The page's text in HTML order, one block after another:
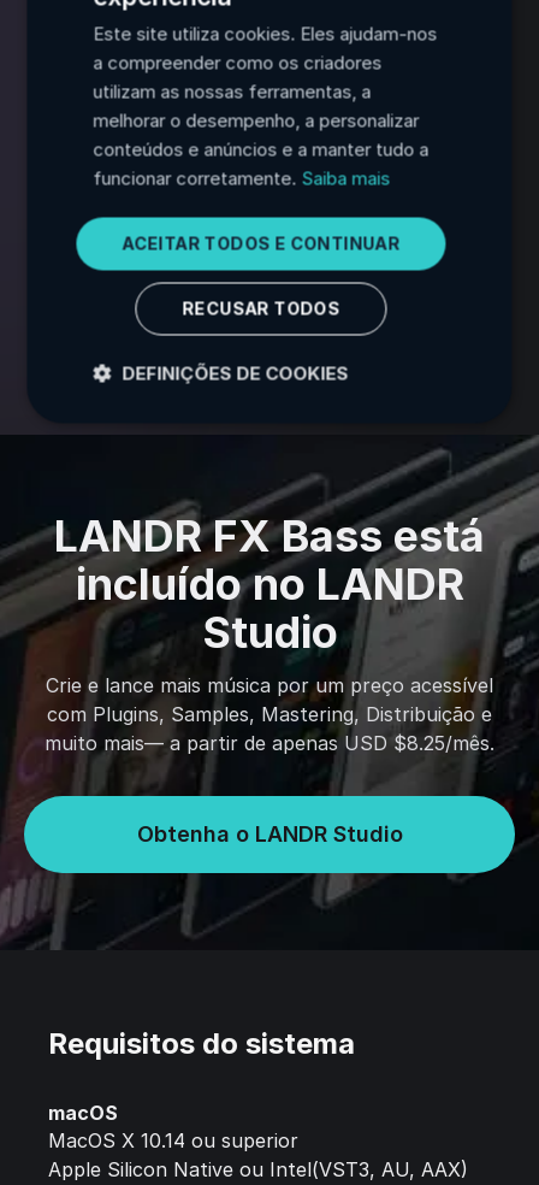
Assista o engenheiro vencedor do Oscar Daniel
Rowland usar o LANDR FX Bass para acentuar
linhas de baixo com profundidade, agudos e
textura.
LANDR FX Bass está
incluído no LANDR
Studio
Crie e lance mais música por um preço acessível
com Plugins, Samples, Mastering, Distribuição e
muito mais— a partir de apenas USD $8.25/mês.
Obtenha o LANDR Studio
Requisitos do sistema
macOS
MacOS X 10.14 ou superior
Apple Silicon Native ou Intel(VST3, AU, AAX)
FRENCH
PORTUGUESE
JAPANESE
KOREAN
Este site utiliza cookies. Eles ajudam-nos
a compreender como os criadores
utilizam as nossas ferramentas, a
melhorar o desempenho, a personalizar
conteúdos e anúncios e a manter tudo a
funcionar corretamente. Saiba mais
ACEITAR TODOS E CONTINUAR
RECUSAR TODOS
DEFINIÇÕES DE COOKIES